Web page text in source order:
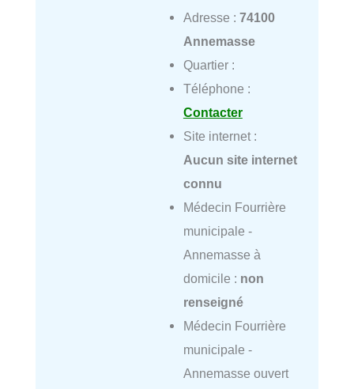
Adresse : 74100
Annemasse
Quartier :
Téléphone :
Contacter
Site internet :
Aucun site internet
connu
Médecin Fourrière
municipale -
Annemasse à
domicile : non
renseigné
Médecin Fourrière
municipale -
Annemasse ouvert